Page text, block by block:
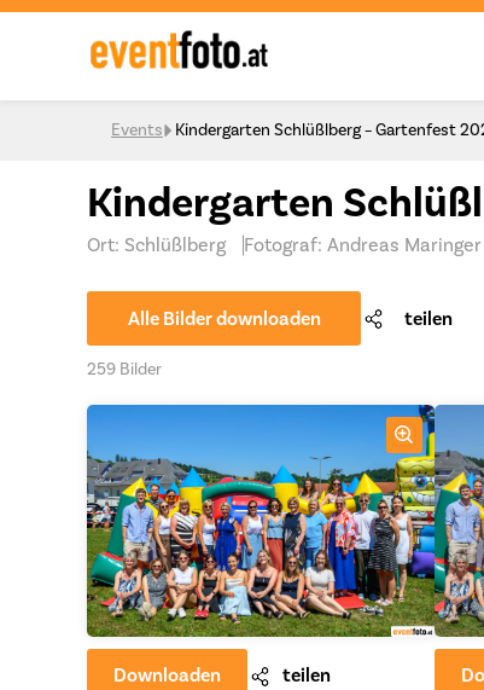
Skip to content
Events Kindergarten Schlüßlberg – Gartenfest
Kindergarten
Ort: Schlüßlberg Fotograf: Andreas Maringer
Alle Bilder downloaden teilen
259 Bilder
Downloaden teilen